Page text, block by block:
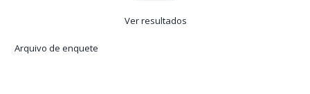
Ver resultados
Arquivo de enquete